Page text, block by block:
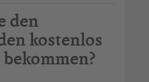
den
kostenlos